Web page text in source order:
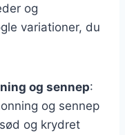
og
variationer, du
og sennep:
og sennep
og krydret